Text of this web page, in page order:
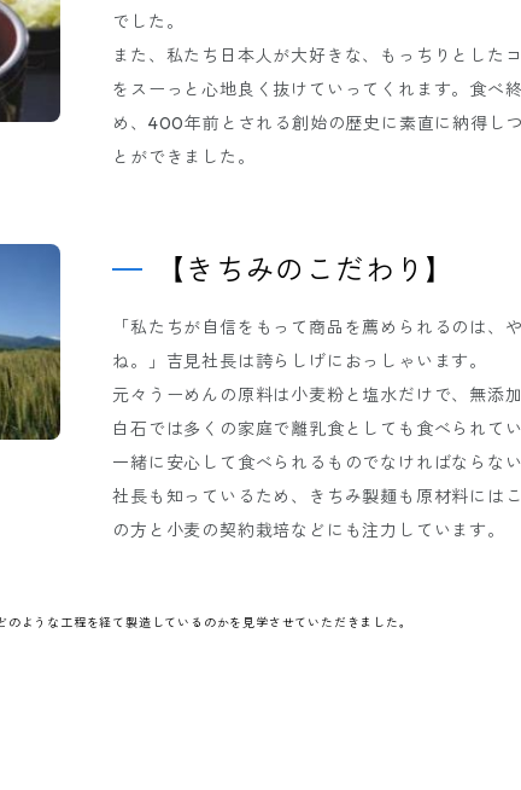
でした。
また、私たち日本人が大好きな、もっちりとした
をスーっと心地良く抜けていってくれます。食べ
め、400年前とされる創始の歴史に素直に納得し
とができました。
【きちみのこだわり】
「私たちが自信をもって商品を薦められるのは、
ね。」吉見社長は誇らしげにおっしゃいます。
元々うーめんの原料は小麦粉と塩水だけで、無添
白石では多くの家庭で離乳食としても食べられて
一緒に安心して食べられるものでなければならな
社長も知っているため、きちみ製麺も原材料には
の方と小麦の契約栽培などにも注力しています。
ような工程を経て製造しているのかを見学させていただきました。